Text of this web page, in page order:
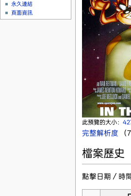
此預覽的大小：
完整解析度
檔案歷史
點擊日期／時
永久連結
頁面資訊